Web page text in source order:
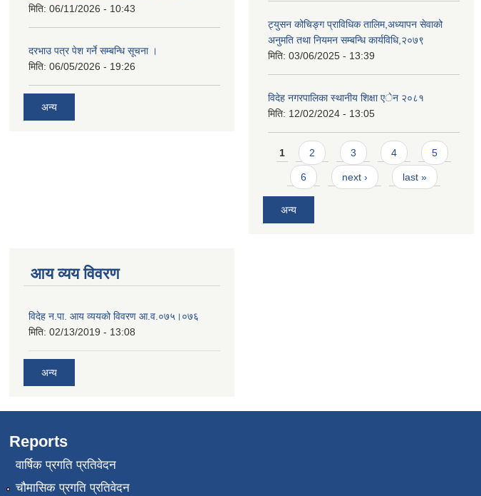
मिति: 06/11/2026 - 10:43
दरभाउ पत्र पेश गर्ने सम्बन्धि सूचना ।
मिति: 06/05/2026 - 19:26
अन्य
ट्युसन कोचिङ्ग प्राविधिक तालिम,अध्यापन सेवाको
अनुमति तथा नियमन सम्बन्धि कार्यविधि,२०७९
मिति: 03/06/2025 - 13:39
विदेह नगरपालिका स्थानीय शिक्षा एेन २०८१
मिति: 12/02/2024 - 13:05
Pages
1 2 3 4 5
6 next › last »
अन्य
आय व्यय विवरण
विदेह न.पा. आय व्ययको विवरण आ.व.०७५।०७६
मिति: 02/13/2019 - 13:08
अन्य
Reports
वार्षिक प्रगति प्रतिवेदन
चौमासिक प्रगति प्रतिवेदन